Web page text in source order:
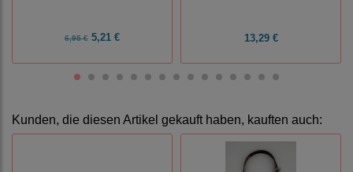
6,95 € 5,21 € 13,29 €
Kunden, die diesen Artikel gekauft haben, kauften auch: